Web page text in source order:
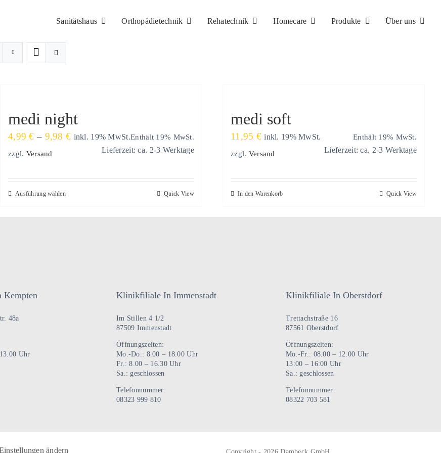
Sanitätshaus Orthopädietechnik Rehatechnik Homecare Produkte Über uns
medi night
4,99€ – 9,98€Preisspanne:
inkl. 19% MwSt.Enthält 19% MwSt.
zzgl. Versand Lieferzeit: ca. 2-3 Werktage
Ausführung wählenDieses
Quick View
medi soft
11,95 € inkl. 19% MwSt.
Enthält 19% MwSt.
zzgl. Versand Lieferzeit: ca. 2-3 Werktage
In den Warenkorb Quick View
48a
Uhr
Klinikfiliale In Immenstadt
Im Stillen 4 1/2
87509 Immenstadt
Öffnungszeiten:
Mo.-Do.: 8.00 – 18.00 Uhr
Fr.: 8.00 – 16.30 Uhr
Sa.: geschlossen
Telefonnummer:
08323 999 810
Klinikfiliale In Oberstdorf
Trettachstraße 16
87561 Oberstdorf
Öffnungszeiten:
Mo.-Fr.: 08.00 – 12.00 Uhr
13:00 – 16:00 Uhr
Sa.: geschlossen
Telefonnummer:
08322 703 581
ändern